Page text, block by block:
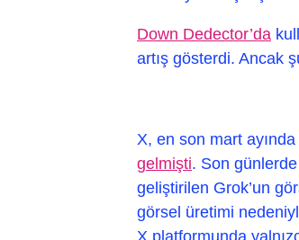
Down Dedector’da
artış gösterdi. Ancak
X, en son mart
gelmişti. Son
geliştirilen Grok’un
görsel üretimi
X platformunda